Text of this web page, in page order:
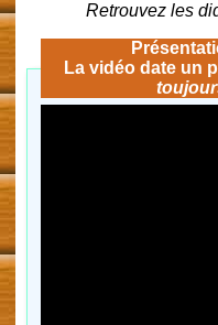
Retrouvez les
La vidéo date un